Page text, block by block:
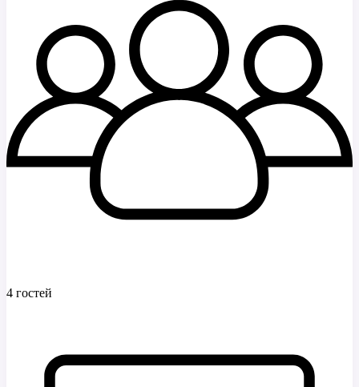
4 гостей